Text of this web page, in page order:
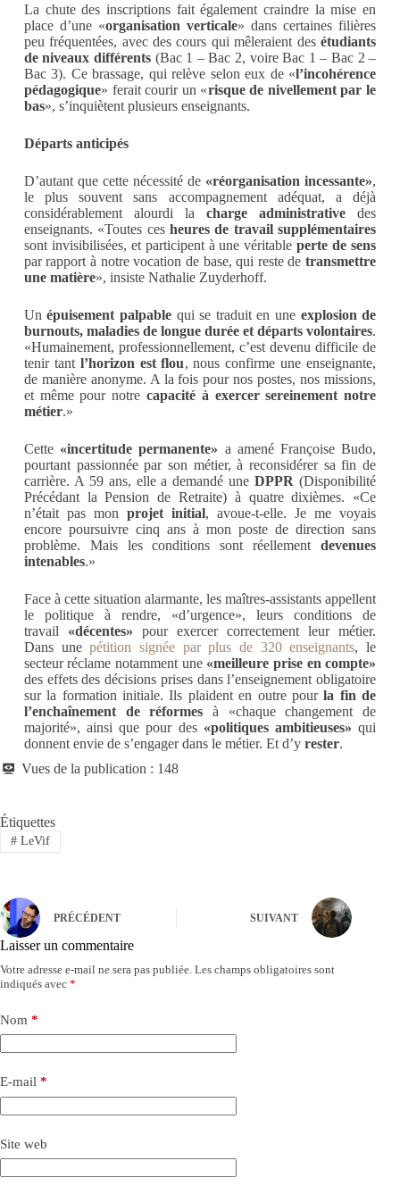
La chute des inscriptions fait également craindre la mise en
place d’une «organisation verticale» dans certaines filières
peu fréquentées, avec des cours qui mêleraient desétudiants
de niveaux différents (Bac 1 – Bac 2, voire Bac 1 – Bac 2 –
Bac 3). Ce brassage, qui relève selon eux de «l’incohérence
pédagogique» ferait courir un «risque de nivellement par le
bas», s’inquiètent plusieurs enseignants.
Départs anticipés
D’autant que cette nécessité de «réorganisation incessante»,
le plus souvent sans accompagnement adéquat, a déjà
considérablement alourdi la charge administrative des
enseignants. «Toutes ces heures de travail supplémentaires
sont invisibilisées, et participent à une véritable perte de sens
par rapport à notre vocation de base, qui reste detransmettre
une matière», insiste Nathalie Zuyderhoff.
Unépuisement palpable qui se traduit en uneexplosion de
burnouts, maladies de longue durée et départs volontaires.
«Humainement, professionnellement, c’est devenu difficile de
tenir tantl’horizon est flou, nous confirme une enseignante,
de manière anonyme. A la fois pour nos postes, nos missions,
et même pour notre capacité à exercer sereinement notre
métier.»
Cette «incertitude permanente» a amené Françoise Budo,
pourtant passionnée par son métier, à reconsidérer sa fin de
carrière. A 59 ans, elle a demandé uneDPPR(Disponibilité
Précédant la Pension de Retraite) à quatre dixièmes. «Ce
n’était pas mon projet initial, avoue-t-elle. Je me voyais
encore poursuivre cinq ans à mon poste de direction sans
problème. Mais les conditions sont réellementdevenues
intenables.»
Face à cette situation alarmante, les maîtres-assistants appellent
le politique à rendre, «d’urgence», leurs conditions de
travail «décentes» pour exercer correctement leur métier.
Dans unepétition signée par plus de 320 enseignants, le
secteur réclame notamment une «meilleure prise en compte»
des effets des décisions prises dans l’enseignement obligatoire
sur la formation initiale. Ils plaident en outre pourla fin de
l’enchaînement de réformes à «chaque changement de
majorité», ainsi que pour des «politiques ambitieuses»qui
donnent envie de s’engager dans le métier. Et d’y rester.
Vues de la publication : 148
Étiquettes
#LeVif
PRÉCÉDENT SUIVANT
Laisser un commentaire
Votre adresse e-mail ne sera pas publiée. Les champs obligatoires sont
indiqués avec *
Nom *
E-mail *
Site web